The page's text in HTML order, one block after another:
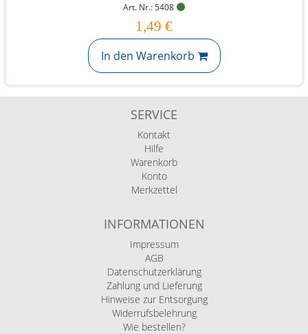
Art. Nr.: 5408
1,49 €
In den Warenkorb
SERVICE
Kontakt
Hilfe
Warenkorb
Konto
Merkzettel
INFORMATIONEN
Impressum
AGB
Datenschutzerklärung
Zahlung und Lieferung
Hinweise zur Entsorgung
Widerrufsbelehrung
Wie bestellen?